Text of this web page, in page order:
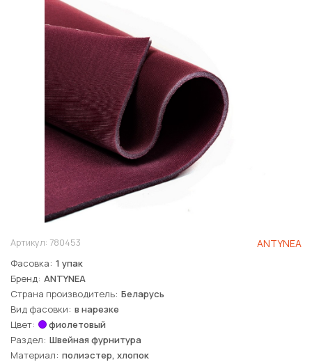
ANTYNEA
Артикул: 780453
Фасовка 1 упак
Бренд ANTYNEA
Страна производитель Беларусь
Вид фасовки в нарезке
Цвет
фиолетовый
Раздел Швейная фурнитура
Материал полиэстер, хлопок